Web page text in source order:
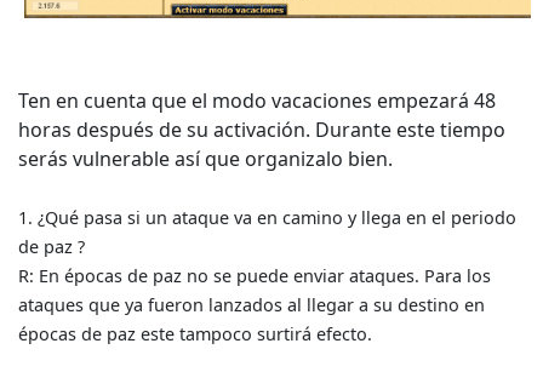
Ten en cuenta que el modo vacaciones empezará 48
horas después de su activación. Durante este tiempo
serás vulnerable así que organizalo bien.
1. ¿Qué pasa si un ataque va en camino y llega en el periodo
de paz ?
R: En épocas de paz no se puede enviar ataques. Para los
ataques que ya fueron lanzados al llegar a su destino en
épocas de paz este tampoco surtirá efecto.